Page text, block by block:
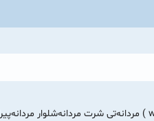
تی شرت مردانهشلوار مردانه